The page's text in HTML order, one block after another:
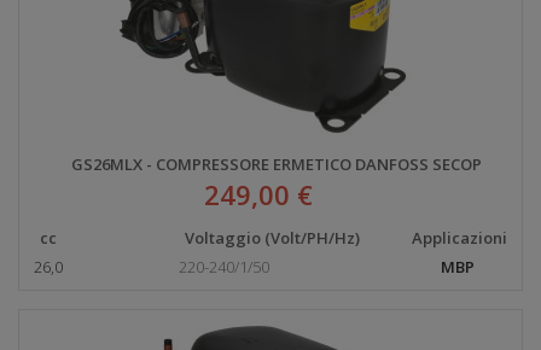
GS26MLX - COMPRESSORE ERMETICO DANFOSS SECOP
249,00 €
cc Voltaggio (Volt/PH/Hz)
Applicazioni
26,0
220-240/1/50 MBP